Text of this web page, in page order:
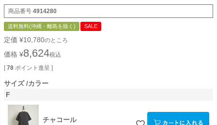
商品番号 4914280
送料無料(沖縄・離島を除く) SALE
定価 ¥10,780のところ
価格 ¥8,624税込
[ 78 ポイント進呈 ]
サイズ カラー
F
チャコール